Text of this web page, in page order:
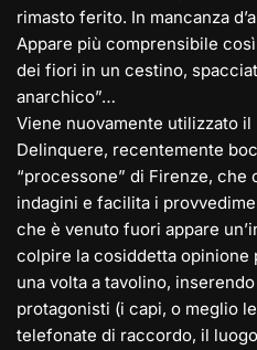
rimasto ferito. In mancanza
Appare più comprensibile
dei fiori in un cestino,
anarchico”…
Viene nuovamente utilizzato
Delinquere, recentemente
“processone” di Firenze,
indagini e facilita i
che è venuto fuori appare
colpire la cosiddetta opinione
una volta a tavolino,
protagonisti (i capi, o meglio
telefonate di raccordo, il